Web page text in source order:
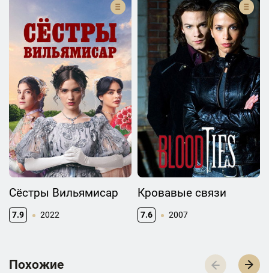
Сёстры Вильямисар
7.9 2022
Кровавые связи
7.6 2007
П­­­о­­­х­­­о­­­ж­­­и­­­е